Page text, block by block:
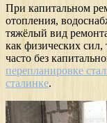
При капитальном
отопления,
тяжёлый вид
как физических
часто без
перепланировке
сталинке.